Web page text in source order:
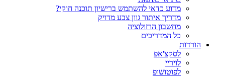
מדוע כדאי להשתמש ברישיון תוכנה חוקי?
מדריך איתור גוון צבע מדויק
מחשבון הרזולוציה
כל המדריכים
הורדות
לסקצ'אפ
לויריי
לפוטושופ